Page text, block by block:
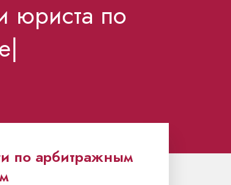
юриста по
по арбитражным